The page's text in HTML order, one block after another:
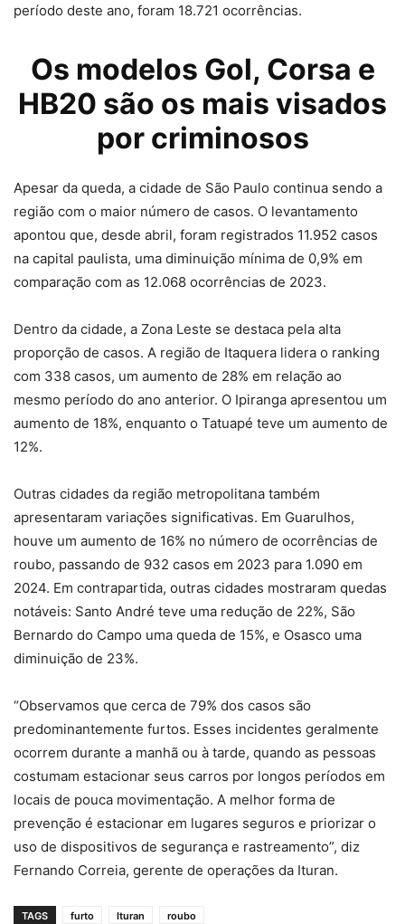
período deste ano, foram 18.721 ocorrências.
Os modelos Gol, Corsa e
HB20 são os mais visados
por criminosos
Apesar da queda, a cidade de São Paulo continua sendo a
região com o maior número de casos. O levantamento
apontou que, desde abril, foram registrados 11.952 casos
na capital paulista, uma diminuição mínima de 0,9% em
comparação com as 12.068 ocorrências de 2023.
Dentro da cidade, a Zona Leste se destaca pela alta
proporção de casos. A região de Itaquera lidera o ranking
com 338 casos, um aumento de 28% em relação ao
mesmo período do ano anterior. O Ipiranga apresentou um
aumento de 18%, enquanto o Tatuapé teve um aumento de
12%.
Outras cidades da região metropolitana também
apresentaram variações significativas. Em Guarulhos,
houve um aumento de 16% no número de ocorrências de
roubo, passando de 932 casos em 2023 para 1.090 em
2024. Em contrapartida, outras cidades mostraram quedas
notáveis: Santo André teve uma redução de 22%, São
Bernardo do Campo uma queda de 15%, e Osasco uma
diminuição de 23%.
“Observamos que cerca de 79% dos casos são
predominantemente furtos. Esses incidentes geralmente
ocorrem durante a manhã ou à tarde, quando as pessoas
costumam estacionar seus carros por longos períodos em
locais de pouca movimentação. A melhor forma de
prevenção é estacionar em lugares seguros e priorizar o
uso de dispositivos de segurança e rastreamento”, diz
Fernando Correia, gerente de operações da Ituran.
TAGS furto Ituran roubo